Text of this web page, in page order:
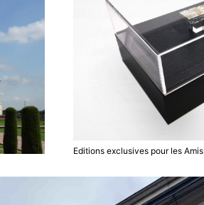
Editions exclusives pour les Amis